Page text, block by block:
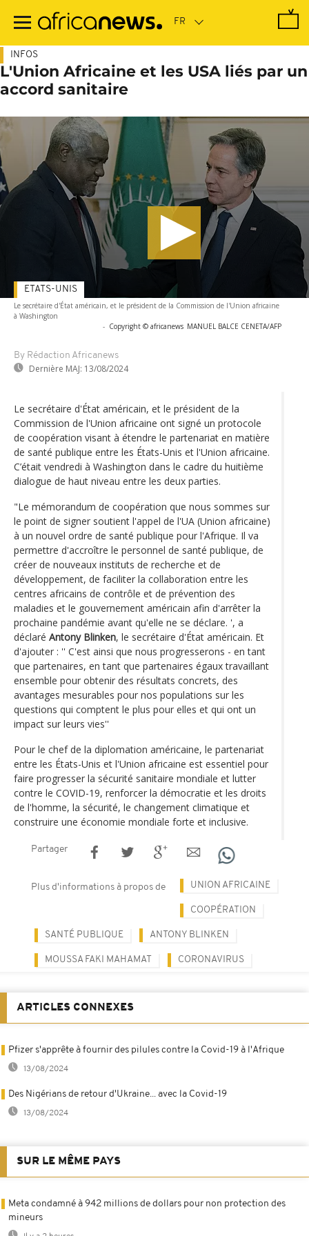
contenu
INFOS
L'Union Africaine et les USA liés par un
accord sanitaire
Le secrétaire d'État américain, et le président de la Commission de l'Union africaine
à Washington
- Copyright © africanews MANUEL BALCE CENETA/AFP
By Rédaction Africanews
Dernière MAJ: 13/08/2024
ETATS-UNIS
Le secrétaire d'État américain, et le président de la
Commission de l'Union africaine ont signé un protocole
de coopération visant à étendre le partenariat en matière
de santé publique entre les États-Unis et l'Union africaine.
C’était vendredi à Washington dans le cadre du huitième
dialogue de haut niveau entre les deux parties.
"Le mémorandum de coopération que nous sommes sur
le point de signer soutient l'appel de l'UA (Union africaine)
à un nouvel ordre de santé publique pour l'Afrique. Il va
permettre d'accroître le personnel de santé publique, de
créer de nouveaux instituts de recherche et de
développement, de faciliter la collaboration entre les
centres africains de contrôle et de prévention des
maladies et le gouvernement américain afin d'arrêter la
prochaine pandémie avant qu'elle ne se déclare. ', a
déclaré Antony Blinken, le secrétaire d'État américain. Et
d'ajouter : '' C'est ainsi que nous progresserons - en tant
que partenaires, en tant que partenaires égaux travaillant
ensemble pour obtenir des résultats concrets, des
avantages mesurables pour nos populations sur les
questions qui comptent le plus pour elles et qui ont un
impact sur leurs vies''
Pour le chef de la diplomation américaine, le partenariat
entre les États-Unis et l'Union africaine est essentiel pour
faire progresser la sécurité sanitaire mondiale et lutter
contre le COVID-19, renforcer la démocratie et les droits
de l'homme, la sécurité, le changement climatique et
construire une économie mondiale forte et inclusive.
Partager
Plus d'informations à propos de UNION AFRICAINE
COOPÉRATION
SANTÉ PUBLIQUE ANTONY BLINKEN
MOUSSA FAKI MAHAMAT CORONAVIRUS
ARTICLES CONNEXES
Pfizer s'apprête à fournir des pilules contre la Covid-19 à l'Afrique
13/08/2024
Des Nigérians de retour d'Ukraine... avec la Covid-19
13/08/2024
SUR LE MÊME PAYS
Meta condamné à 942 millions de dollars pour non protection des
mineurs